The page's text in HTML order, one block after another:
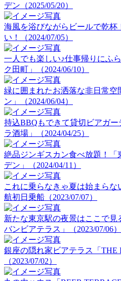
デン（2025/05/20）
海風を浴びながらビールで乾杯
い！（2024/07/05）
一人でも楽しい♪仕事帰りにふ
ク田町」（2024/06/10）
緑に囲まれたお洒落な非日常
ン」（2024/06/04）
持込BBQもできて貸切ビアガ
ラ酒場」（2024/04/25）
絶品ジンギスカン食べ放題！「
デン」（2024/04/11）
これに乗らなきゃ夏は始まらな
航初日乗船（2023/07/07）
新たな東京駅の夜景はここで
バンビアテラス」（2023/07/06）
銀座の隠れ家ビアテラス「THE
（2023/07/02）